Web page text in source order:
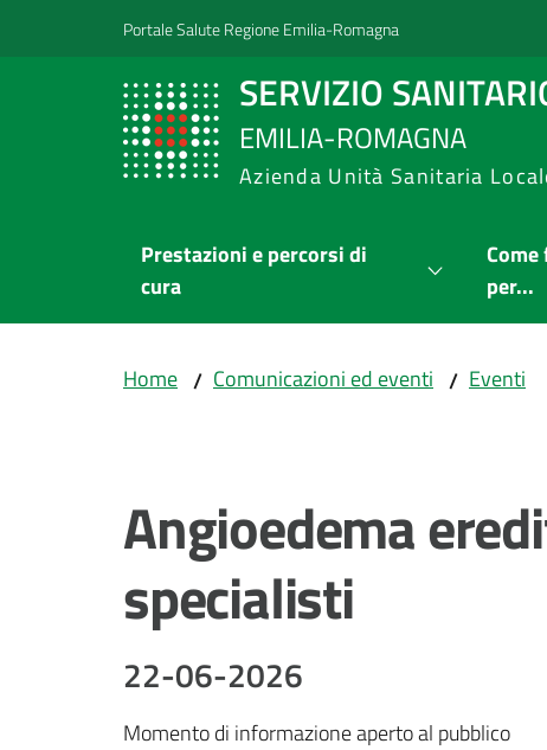
Vai al contenuto
Vai alla navigazionePortale Salute Regione Emilia-Romagna
SERVIZIO
EMILIA-ROMAGNA
Azienda Unità Sanitaria
Prestazioni e percorsi di
cura
Come
per...
Home / Comunicazioni ed eventi / Eventi
Angioedema
specialisti
22-06-2026
Momento di informazione aperto al pubblico